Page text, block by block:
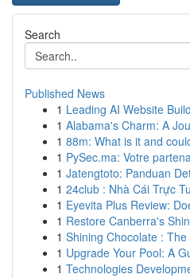
Search
Published News
1 Leading AI Website
1 Alabama's Charm: A
1 88m: What is it and
1 PySec.ma: Votre
1 Jatengtoto: Panduan
1 24club : Nhà Cái Trực
1 Eyevita Plus Review:
1 Restore Canberra's
1 Shining Chocolate :
1 Upgrade Your Pool: A
1 Technologies